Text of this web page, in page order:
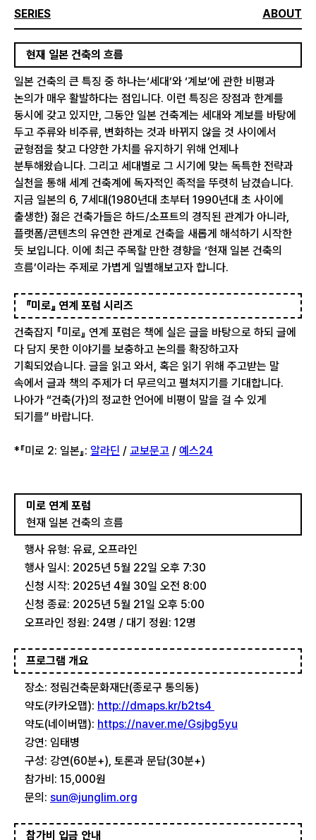
SERIES ABOUT
현재 일본 건축의 흐름
일본 건축의 큰 특징 중 하나는‘세대’와 ‘계보’에 관한 비평과
논의가 매우 활발하다는 점입니다. 이런 특징은 장점과 한계를
동시에 갖고 있지만, 그동안 일본 건축계는 세대와 계보를 바탕에
두고 주류와 비주류, 변화하는 것과 바뀌지 않을 것 사이에서
균형점을 찾고 다양한 가치를 유지하기 위해 언제나
분투해왔습니다. 그리고 세대별로 그 시기에 맞는 독특한 전략과
실천을 통해 세계 건축계에 독자적인 족적을 뚜렷히 남겼습니다.
지금 일본의 6, 7세대(1980년대 초부터 1990년대 초 사이에
출생한) 젊은 건축가들은 하드/소프트의 경직된 관계가 아니라,
플랫폼/콘텐츠의 유연한 관계로 건축을 새롭게 해석하기 시작한
듯 보입니다. 이에 최근 주목할 만한 경향을 ‘현재 일본 건축의
흐름’이라는 주제로 가볍게 일별해보고자 합니다.
『미로』 연계 포럼 시리즈
건축잡지 『미로』 연계 포럼은 책에 실은 글을 바탕으로 하되 글에
다 담지 못한 이야기를 보충하고 논의를 확장하고자
기획되었습니다. 글을 읽고 와서, 혹은 읽기 위해 주고받는 말
속에서 글과 책의 주제가 더 무르익고 펼쳐지기를 기대합니다.
나아가 “건축(가)의 정교한 언어에 비평이 말을 걸 수 있게
되기를” 바랍니다.
*『미로 2: 일본』: 알라딘 / 교보문고 / 예스24
미로 연계 포럼
현재 일본 건축의 흐름
행사 유형: 유료, 오프라인
행사 일시: 2025년 5월 22일 오후 7:30
신청 시작: 2025년 4월 30일 오전 8:00
신청 종료: 2025년 5월 21일 오후 5:00
오프라인 정원: 24명 / 대기 정원: 12명
프로그램 개요
장소: 정림건축문화재단(종로구 통의동)
약도(카카오맵): http://dmaps.kr/b2ts4
약도(네이버맵): https://naver.me/Gsjbg5yu
강연: 임태병
구성: 강연(60분+), 토론과 문답(30분+)
참가비: 15,000원
문의: sun@junglim.org
참가비 입금 안내